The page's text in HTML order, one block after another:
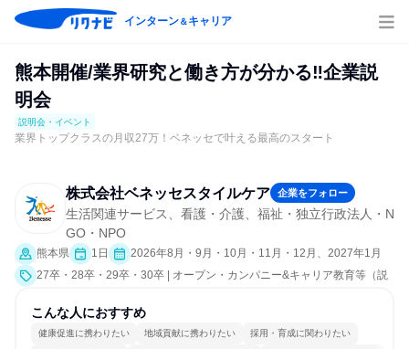
インターン＆キャリア
熊本開催/業界研究と働き方が分かる‼企業説
明会
説明会・イベント
業界トップクラスの月収27万！ベネッセで叶える最高のスタート
株式会社ベネッセスタイルケア 企業をフォロー
生活関連サービス、看護・介護、福祉・独立行政法人・N
GO・NPO
熊本県 1日
2026年8月・9月・10月・11月・12月、2027年1月
27卒・28卒・29卒・30卒 | オープン・カンパニー&キャリア教育等（説
こんな人におすすめ
健康促進に携わりたい 地域貢献に携わりたい 採用・育成に関わりたい